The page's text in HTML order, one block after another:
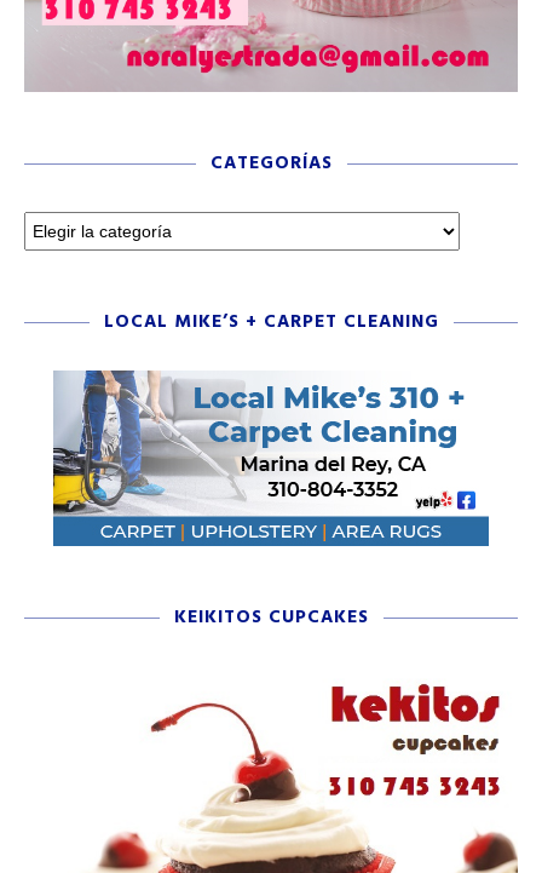
CATEGORÍAS
LOCAL MIKE’S + CARPET CLEANING
KEIKITOS CUPCAKES